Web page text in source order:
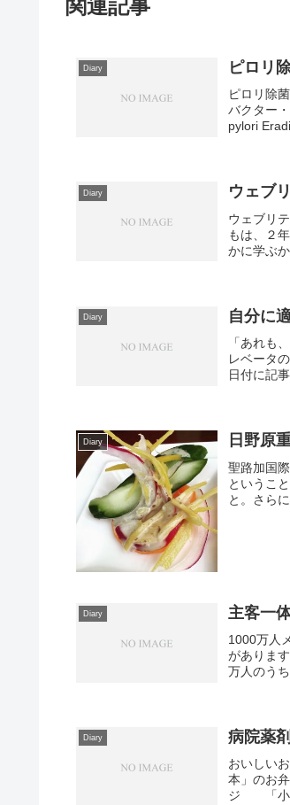
関連記事
Diary ピロリ
ピロリ除
バクター
pylori
Diary ウェブ
ウェブリ
もは、２
かに学ぶ
Diary 自分に
「あれも
レベータ
日付に記
Diary 日野原
聖路加国
というこ
と。さら
Diary 主客一
1000万人
がありま
万人のう
Diary 病院薬
おいしい
本」のお
ジ 「小さ